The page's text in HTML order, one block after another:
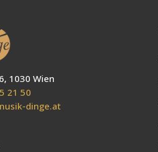
1030 Wien
21 50
dinge.at